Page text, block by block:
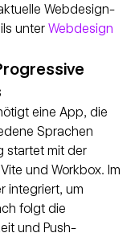
Webdesign-
unter Webdesign
eine App, die
Sprachen
startet mit der
und Workbox. Im
integriert, um
folgt die
und Push-